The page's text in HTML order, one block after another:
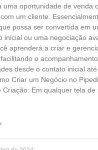
uma oportunidade de venda
um cliente.
possa ser convertida em
inicial ou uma negociação
aprenderá a criar e
o
desde o contato inicial
Criar um Negócio no
Criação: Em qualquer tela de